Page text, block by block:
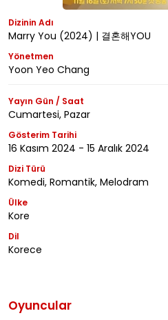
Dizinin Adı
Marry You (2024) | 결혼해YOU
Yönetmen
Yoon Yeo Chang
Yayın Gün / Saat
Cumartesi, Pazar
Gösterim Tarihi
16 Kasım 2024 - 15 Aralık 2024
Dizi Türü
Komedi, Romantik, Melodram
Ülke
Kore
Dil
Korece
Oyuncular